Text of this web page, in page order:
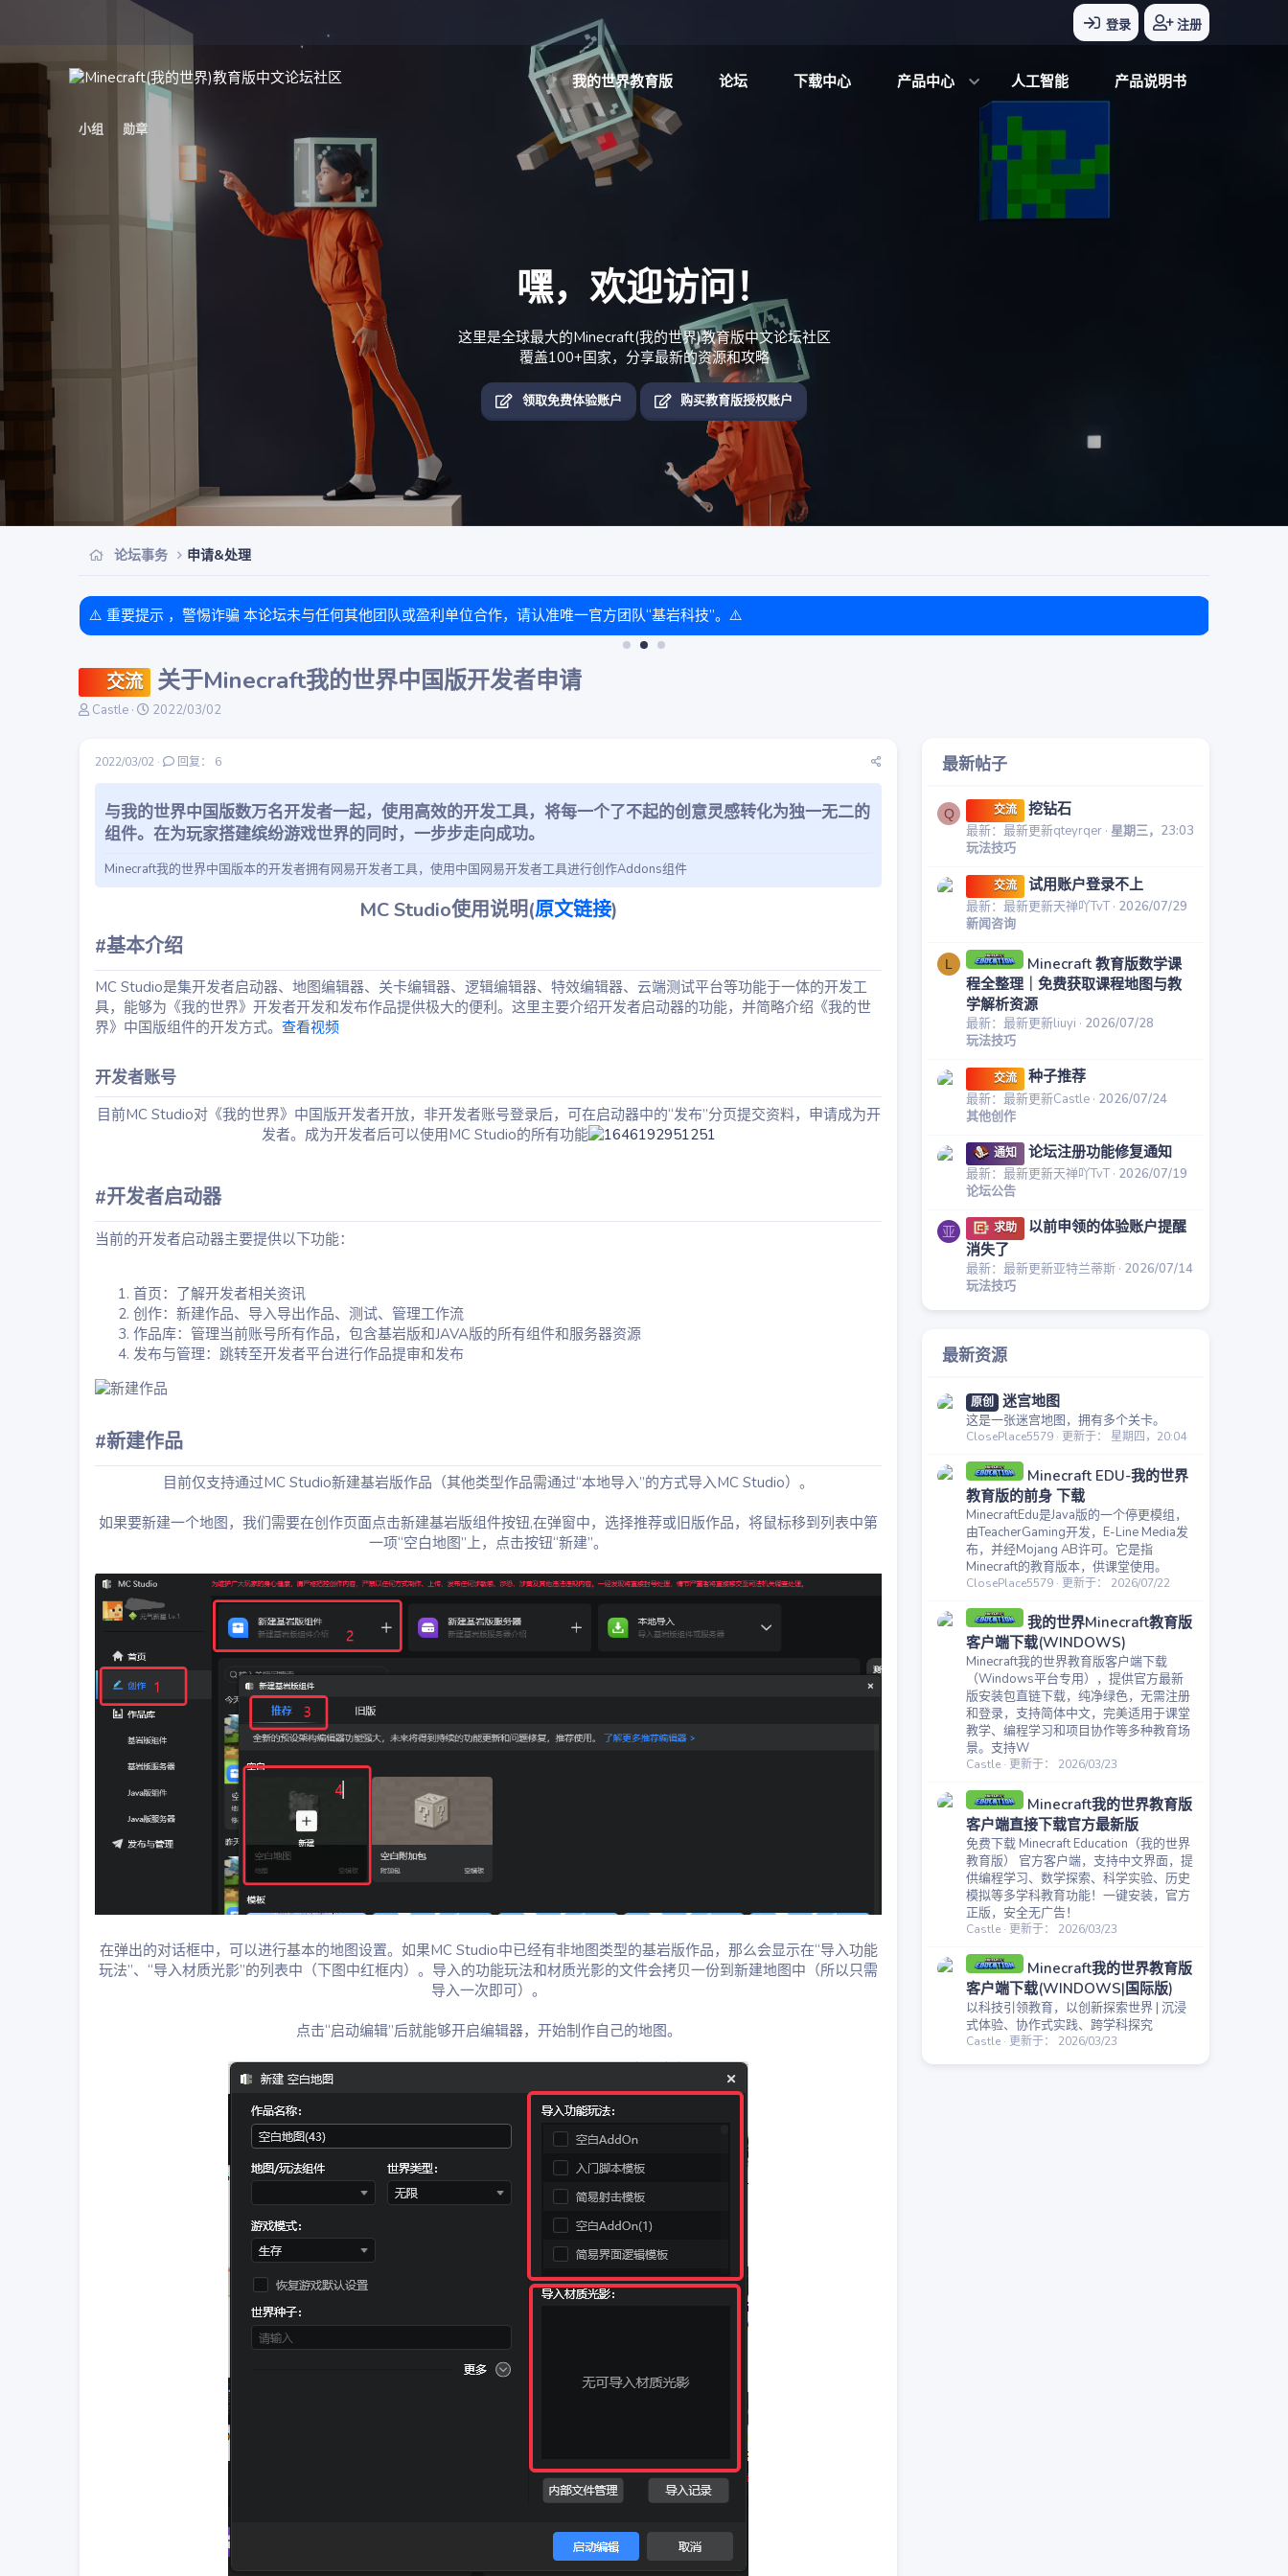
登录 注册
我的世界教育版 论坛 下载中心 产品中心 人工智能 产品说明书
小组 勋章
嘿，欢迎访问！
这里是全球最大的Minecraft(我的世界)教育版中文论坛社区
覆盖100+国家，分享最新的资源和攻略
领取免费体验账户 购买教育版授权账户
论坛事务 申请&处理
目前免费账户已经补充，可以正常领取啦
交流 关于Minecraft我的世界中国版开发者申请
主
起
Castle
开
间
2022/03/02
2022/03/02 回复： 6
与我的世界中国版数万名开发者一起，使用高效的开发工具，将每一个了不起的创意灵感转化为独一无二的
组件。在为玩家搭建缤纷游戏世界的同时，一步步走向成功。​
Minecraft我的世界中国版本的开发者拥有网易开发者工具，使用中国网易开发者工具进行创作Addons组件
MC Studio使用说明(原文链接)​
#基本介绍​
MC Studio是集开发者启动器、地图编辑器、关卡编辑器、逻辑编辑器、特效编辑器、云端测试平台等功能于一体的开发工
具，能够为《我的世界》开发者开发和发布作品提供极大的便利。这里主要介绍开发者启动器的功能，并简略介绍《我的世
界》中国版组件的开发方式。 查看视频
开发者账号​
目前MC Studio对《我的世界》中国版开发者开放，非开发者账号登录后，可在启动器中的“发布”分页提交资料，申请成为开
发者。成为开发者后可以使用MC Studio的所有功能
#开发者启动器​
当前的开发者启动器主要提供以下功能：
首页：了解开发者相关资讯
创作：新建作品、导入导出作品、测试、管理工作流
作品库：管理当前账号所有作品，包含基岩版和JAVA版的所有组件和服务器资源
发布与管理：跳转至开发者平台进行作品提审和发布
#新建作品​
目前仅支持通过MC Studio新建基岩版作品（其他类型作品需通过“本地导入”的方式导入MC Studio）。
如果要新建一个地图，我们需要在创作页面点击新建基岩版组件按钮,在弹窗中，选择推荐或旧版作品，将鼠标移到列表中第
一项“空白地图”上，点击按钮“新建”。
在弹出的对话框中，可以进行基本的地图设置。如果MC Studio中已经有非地图类型的基岩版作品，那么会显示在“导入功能
玩法”、“导入材质光影”的列表中（下图中红框内）。导入的功能玩法和材质光影的文件会拷贝一份到新建地图中（所以只需
导入一次即可）。
点击“启动编辑”后就能够开启编辑器，开始制作自己的地图。
最新帖子
Q 交流 挖钻石
最新：最新更新qteyrqer 星期三，23:03
玩法技巧
交流 试用账户登录不上
最新：最新更新天禅吖TvT 2026/07/29
新闻咨询
L
Minecraft 教育版数学课
程全整理｜免费获取课程地图与教
学解析资源
最新：最新更新liuyi
2026/07/28
玩法技巧
交流 种子推荐
最新：最新更新Castle 2026/07/24
其他创作
通知 论坛注册功能修复通知
最新：最新更新天禅吖TvT 2026/07/19
论坛公告
亚 求助
以前申领的体验账户提醒
消失了
最新：最新更新亚特兰蒂斯 2026/07/14
玩法技巧
最新资源
原创 迷宫地图
这是一张迷宫地图，拥有多个关卡。
ClosePlace5579 更新于： 星期四，20:04
Minecraft EDU-我的世界
教育版的前身 下载
MinecraftEdu是Java版的一个停更模组，
由TeacherGaming开发，E-Line Media发
布，并经Mojang AB许可。它是指
Minecraft的教育版本，供课堂使用。
ClosePlace5579 更新于： 2026/07/22
我的世界Minecraft教育版
客户端下载(WINDOWS)
Minecraft我的世界教育版客户端下载
（Windows平台专用），提供官方最新
版安装包直链下载，纯净绿色，无需注册
和登录，支持简体中文，完美适用于课堂
教学、编程学习和项目协作等多种教育场
景。支持W
Castle 更新于： 2026/03/23
Minecraft我的世界教育版
客户端直接下载官方最新版
免费下载 Minecraft Education（我的世界
教育版） 官方客户端，支持中文界面，提
供编程学习、数学探索、科学实验、历史
模拟等多学科教育功能！一键安装，官方
正版，安全无广告！
Castle 更新于： 2026/03/23
Minecraft我的世界教育版
客户端下载(WINDOWS|国际版)
以科技引领教育，以创新探索世界 | 沉浸
式体验、协作式实践、跨学科探究
Castle 更新于： 2026/03/23